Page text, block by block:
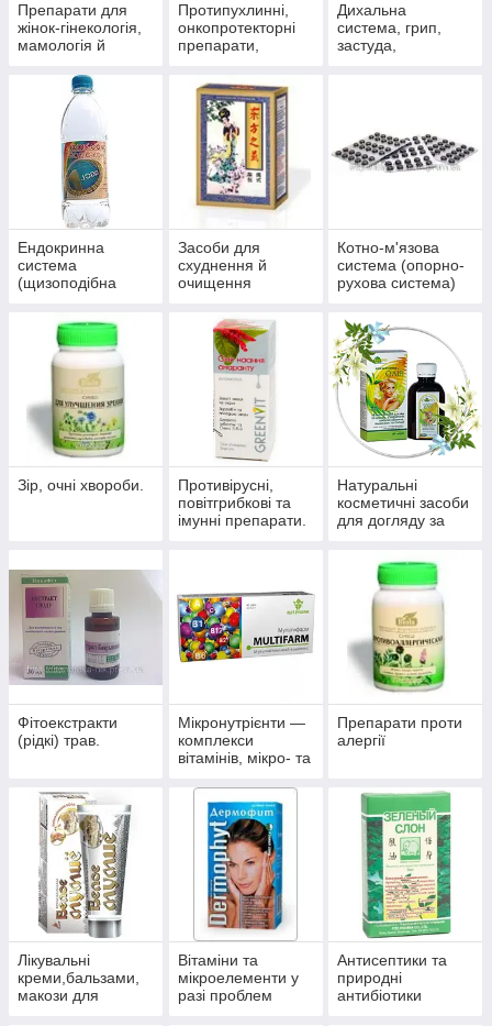
Препарати для
жінок-гінекологія,
мамологія й
Протипухлинні,
онкопротекторні
препарати,
Дихальна
система, грип,
застуда,
Ендокринна
система
(щизоподібна
діабет)
Засоби для
схуднення й
очищення
Котно-м'язова
система (опорно-
рухова система)
Зір, очні хвороби.
Противірусні,
повітгрибкові та
імунні препарати.
Натуральні
косметичні засоби
для догляду за
Фітоекстракти
(рідкі) трав.
Мікронутрієнти —
комплекси
вітамінів, мікро- та
Препарати проти
алергії
Лікувальні
креми,бальзами,
макози для
Вітаміни та
мікроелементи у
разі проблем
Антисептики та
природні
антибіотики